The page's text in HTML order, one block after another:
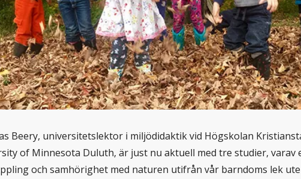
Beery, universitetslektor i miljödidaktik vid Högskolan
of Minnesota Duluth, är just nu aktuell med tre studier, varav
och samhörighet med naturen utifrån vår barndoms lek